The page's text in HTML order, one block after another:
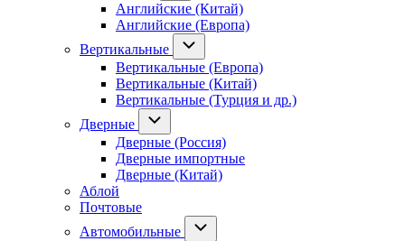
Английские (Китай)
Английские (Европа)
Вертикальные
Вертикальные (Европа)
Вертикальные (Китай)
Вертикальные (Турция и др.)
Дверные
Дверные (Россия)
Дверные импортные
Дверные (Китай)
Аблой
Почтовые
Автомобильные